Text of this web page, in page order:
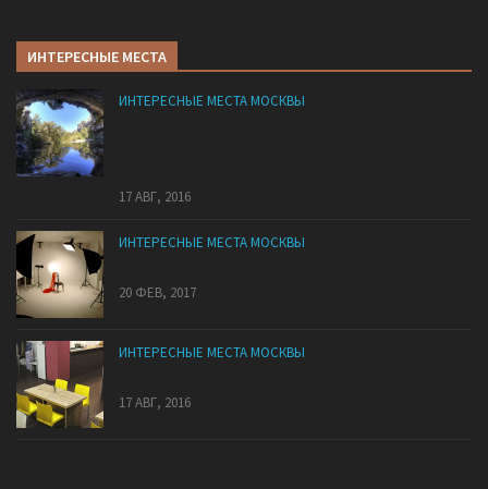
ИНТЕРЕСНЫЕ МЕСТА
ИНТЕРЕСНЫЕ МЕСТА МОСКВЫ
17 АВГ, 2016
ИНТЕРЕСНЫЕ МЕСТА МОСКВЫ
20 ФЕВ, 2017
ИНТЕРЕСНЫЕ МЕСТА МОСКВЫ
17 АВГ, 2016